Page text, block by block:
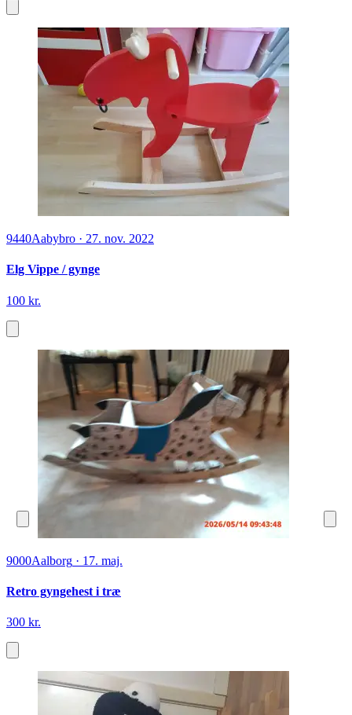
9440Aabybro · 27. nov. 2022
Elg Vippe / gynge
100 kr.
9000Aalborg · 17. maj.
Retro gyngehest i træ
300 kr.